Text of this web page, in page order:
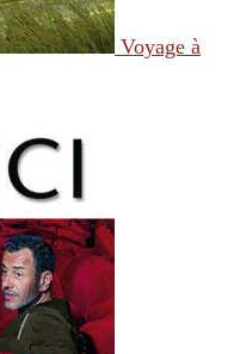
Voyage à